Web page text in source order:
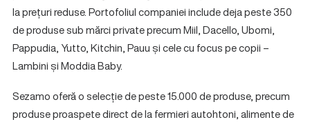
la prețuri reduse. Portofoliul companiei include deja peste 350
de produse sub mărci private precum Miil, Dacello, Ubomi,
Pappudia, Yutto, Kitchin, Pauu și cele cu focus pe copii –
Lambini și Moddia Baby.
Sezamo oferă o selecție de peste 15.000 de produse, precum
produse proaspete direct de la fermieri autohtoni, alimente de